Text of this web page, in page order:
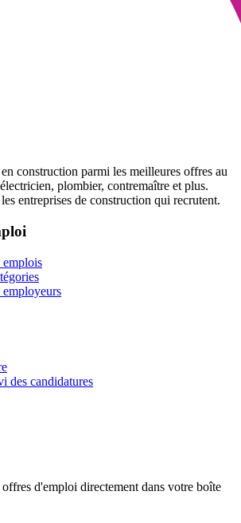
construction parmi les meilleures offres au
plombier, contremaître et plus.
entreprises de construction qui recrutent.
emplois
employeurs
des candidatures
d'emploi directement dans votre boîte